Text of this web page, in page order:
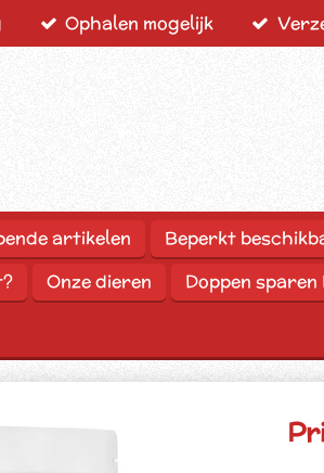
Ophalen mogelijk
artikelen Beperkt
Onze dieren Doppen sparen